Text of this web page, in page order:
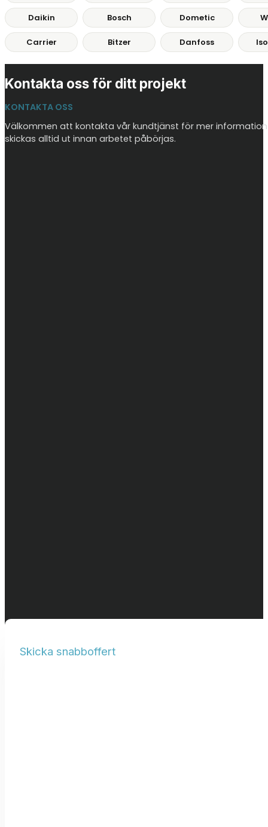
Daikin Bosch Dometic
Carrier Bitzer Danfoss
Kontakta oss för ditt projekt
KONTAKTA OSS
Välkommen att kontakta vår kundtjänst för mer
skickas alltid ut innan arbetet påbörjas.
Skicka snabboffert